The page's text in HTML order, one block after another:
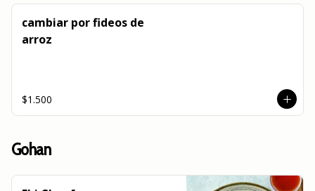
cambiar por fideos de
arroz
$1.500
Gohan